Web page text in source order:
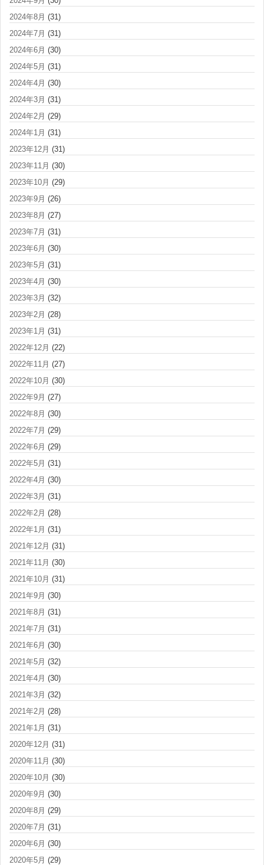
2024年8月 (31)
2024年7月 (31)
2024年6月 (30)
2024年5月 (31)
2024年4月 (30)
2024年3月 (31)
2024年2月 (29)
2024年1月 (31)
2023年12月 (31)
2023年11月 (30)
2023年10月 (29)
2023年9月 (26)
2023年8月 (27)
2023年7月 (31)
2023年6月 (30)
2023年5月 (31)
2023年4月 (30)
2023年3月 (32)
2023年2月 (28)
2023年1月 (31)
2022年12月 (22)
2022年11月 (27)
2022年10月 (30)
2022年9月 (27)
2022年8月 (30)
2022年7月 (29)
2022年6月 (29)
2022年5月 (31)
2022年4月 (30)
2022年3月 (31)
2022年2月 (28)
2022年1月 (31)
2021年12月 (31)
2021年11月 (30)
2021年10月 (31)
2021年9月 (30)
2021年8月 (31)
2021年7月 (31)
2021年6月 (30)
2021年5月 (32)
2021年4月 (30)
2021年3月 (32)
2021年2月 (28)
2021年1月 (31)
2020年12月 (31)
2020年11月 (30)
2020年10月 (30)
2020年9月 (30)
2020年8月 (29)
2020年7月 (31)
2020年6月 (30)
2020年5月 (29)